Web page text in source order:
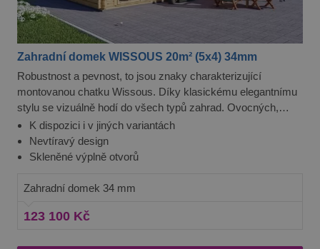
Zahradní domek WISSOUS 20m² (5x4) 34mm
Robustnost a pevnost, to jsou znaky charakterizující
montovanou chatku Wissous. Díky klasickému elegantnímu
stylu se vizuálně hodí do všech typů zahrad. Ovocných,
stejně jako květinových, velkých, stejně jako malých. Uplatní
se téměř všude a vám se odmění svou praktičností.
K dispozici i v jiných variantách
Nevtíravý design
Skleněné výplně otvorů
Zahradní domek 34 mm
123 100 Kč